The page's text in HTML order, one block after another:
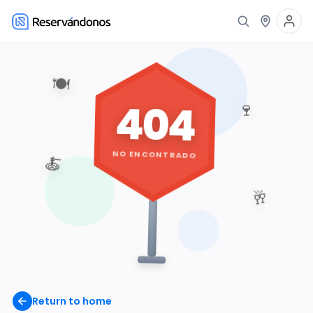
Return to home
🍽️
🍷
🥂
🍝
404
NO ENCONTRADO